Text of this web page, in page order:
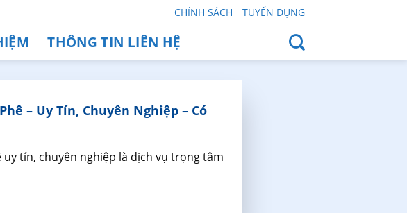
CHÍNH SÁCH TUYỂN DỤNG
THÔNG TIN LIÊN HỆ
– Uy Tín, Chuyên Nghiệp – Có
uy tín, chuyên nghiệp là dịch vụ trọng tâm